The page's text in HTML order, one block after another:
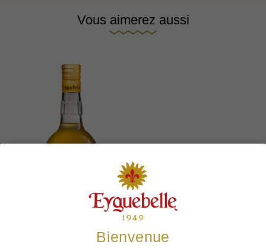
Vous aimerez aussi
Bienvenue